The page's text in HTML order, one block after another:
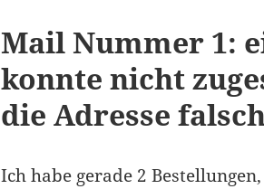
Mail Nummer 1:
konnte nicht
die Adresse
Ich habe gerade 2